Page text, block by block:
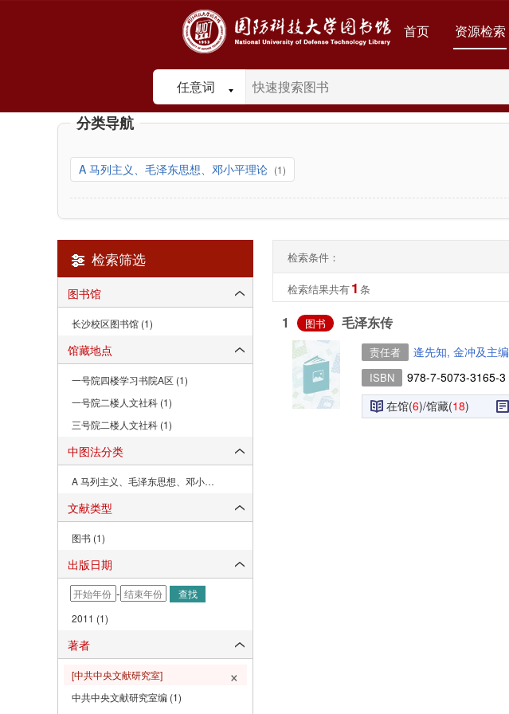
首页 资源检索
任意词
分类导航
A 马列主义、毛泽东思想、邓小平理论 (1)
检索筛选
图书馆
长沙校区图书馆 (1)
馆藏地点
一号院四楼学习书院A区 (1)
一号院二楼人文社科 (1)
三号院二楼人文社科 (1)
中图法分类
A 马列主义、毛泽东思想、邓小平理论 (1)
文献类型
图书 (1)
出版日期
-
查找
2011 (1)
著者
[中共中央文献研究室] ×
中共中央文献研究室编 (1)
检索条件：
检索结果共有1 条
1 图书 毛泽东传
责任者 逄先知, 金冲及主编
ISBN
978-7-5073-3165-3
在馆(6)/馆藏(18)